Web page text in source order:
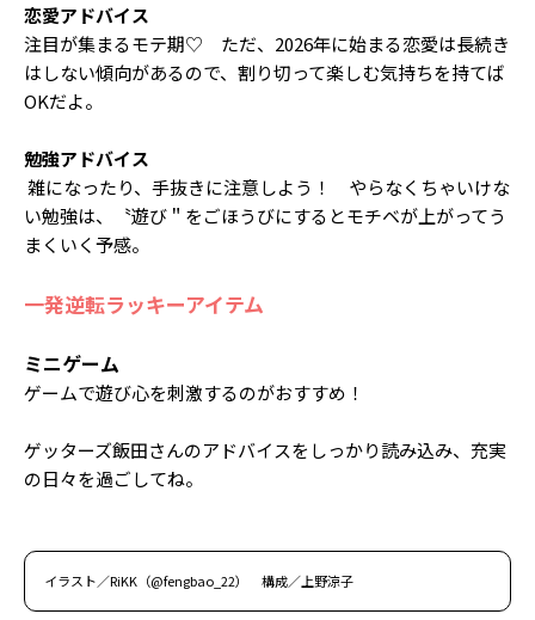
恋愛アドバイス
注目が集まるモテ期♡ ただ、2026年に始まる恋愛は長続き
はしない傾向があるので、割り切って楽しむ気持ちを持てば
OKだよ。
勉強アドバイス
雑になったり、手抜きに注意しよう！ やらなくちゃいけな
い勉強は、〝遊び＂をごほうびにするとモチベが上がってう
まくいく予感。
一発逆転ラッキーアイテム
ミニゲーム
ゲームで遊び心を刺激するのがおすすめ！
ゲッターズ飯田さんのアドバイスをしっかり読み込み、充実
の日々を過ごしてね。
イラスト／RiKK（@fengbao_22） 構成／上野涼子